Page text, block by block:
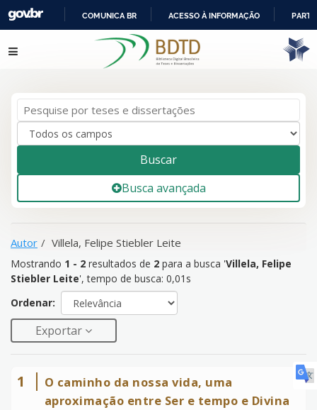
IR
PARA
COMUNICA BR ACESSO À INFORMAÇÃO
resultados de 2para a busca '
Villela, Felipe
Stiebler Leite
Pular para o conteúdo
Buscar
Busca avançada
Autor Villela, Felipe Stiebler Leite
Mostrando 1 - 2 resultados de 2 para a busca 'Villela, Felipe
Stiebler Leite', tempo de busca: 0,01s
Ordenar:
Exportar
1
O caminho da nossa vida, uma
aproximação entre Ser e tempo e Divina